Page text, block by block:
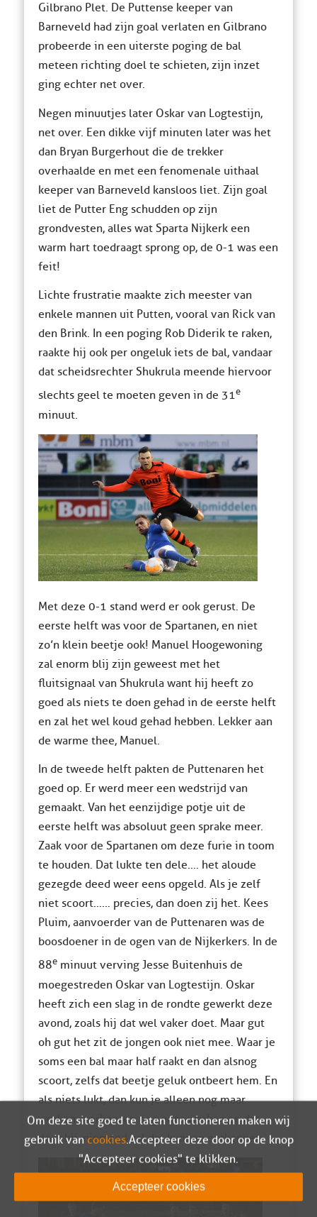
Gilbrano Plet. De Puttense keeper van
Barneveld had zijn goal verlaten en Gilbrano
probeerde in een uiterste poging de bal
meteen richting doel te schieten, zijn inzet
ging echter net over.
Negen minuutjes later Oskar van Logtestijn,
net over. Een dikke vijf minuten later was het
dan Bryan Burgerhout die de trekker
overhaalde en met een fenomenale uithaal
keeper van Barneveld kansloos liet. Zijn goal
liet de Putter Eng schudden op zijn
grondvesten, alles wat Sparta Nijkerk een
warm hart toedraagt sprong op, de 0-1 was een
feit!
Lichte frustratie maakte zich meester van
enkele mannen uit Putten, vooral van Rick van
den Brink. In een poging Rob Diderik te raken,
raakte hij ook per ongeluk iets de bal, vandaar
dat scheidsrechter Shukrula meende hiervoor
slechts geel te moeten geven in de 31e
minuut.
Met deze 0-1 stand werd er ook gerust. De
eerste helft was voor de Spartanen, en niet
zo’n klein beetje ook! Manuel Hoogewoning
zal enorm blij zijn geweest met het
fluitsignaal van Shukrula want hij heeft zo
goed als niets te doen gehad in de eerste helft
en zal het wel koud gehad hebben. Lekker aan
de warme thee, Manuel.
In de tweede helft pakten de Puttenaren het
goed op. Er werd meer een wedstrijd van
gemaakt. Van het eenzijdige potje uit de
eerste helft was absoluut geen sprake meer.
Zaak voor de Spartanen om deze furie in toom
te houden. Dat lukte ten dele…. het aloude
gezegde deed weer eens opgeld. Als je zelf
niet scoort…… precies, dan doen zij het. Kees
Pluim, aanvoerder van de Puttenaren was de
boosdoener in de ogen van de Nijkerkers. In de
88eminuut verving Jesse Buitenhuis de
moegestreden Oskar van Logtestijn. Oskar
heeft zich een slag in de rondte gewerkt deze
avond, zoals hij dat wel vaker doet. Maar gut
oh gut het zit de jongen ook niet mee. Waar je
soms een bal maar half raakt en dan alsnog
scoort, zelfs dat beetje geluk ontbeert hem. En
als niets lukt, dan kun je alleen nog maar
werken, werken, en nog eens werken en dat
doet hij, niemand zal dat kunnen ontkennen.
Om deze site goed te laten functioneren maken wij
gebruik van cookies. Accepteer deze door op de knop
"Accepteer cookies" te klikken.
Accepteer cookies